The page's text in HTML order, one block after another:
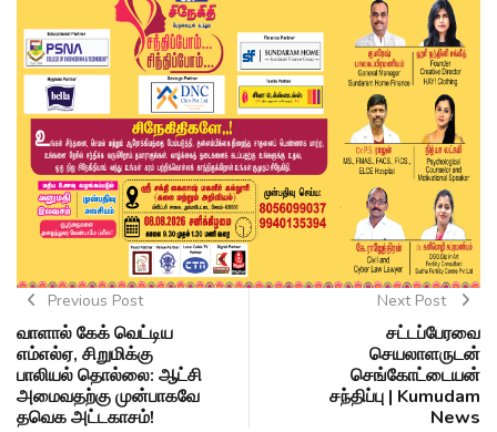
Previous Post
வாளால் கேக் வெட்டிய
எம்எல்ஏ, சிறுமிக்கு
பாலியல் தொல்லை: ஆட்சி
அமைவதற்கு முன்பாகவே
தவெக அட்டகாசம்!
Next Post
சட்டப்பேரவை
செயலாளருடன்
செங்கோட்டையன்
சந்திப்பு | Kumudam
News